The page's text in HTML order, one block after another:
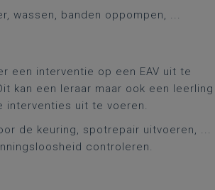
wassen, banden oppompen, ...
een interventie op een EAV uit te
kan een leraar maar ook een leerling
interventies uit te voeren.
de keuring, spotrepair uitvoeren, ...
controleren.